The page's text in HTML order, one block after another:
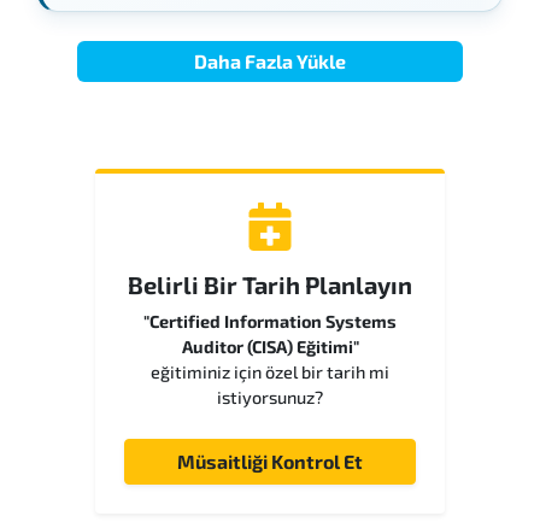
Daha Fazla Yükle
Belirli Bir Tarih Planlayın
"Certified Information Systems
Auditor (CISA) Eğitimi"
eğitiminiz için özel bir tarih mi
istiyorsunuz?
Müsaitliği Kontrol Et